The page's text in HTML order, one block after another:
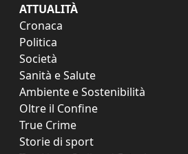
ATTUALITÀ
Cronaca
Politica
Società
Sanità e Salute
Ambiente e Sostenibilità
Oltre il Confine
True Crime
Storie di sport